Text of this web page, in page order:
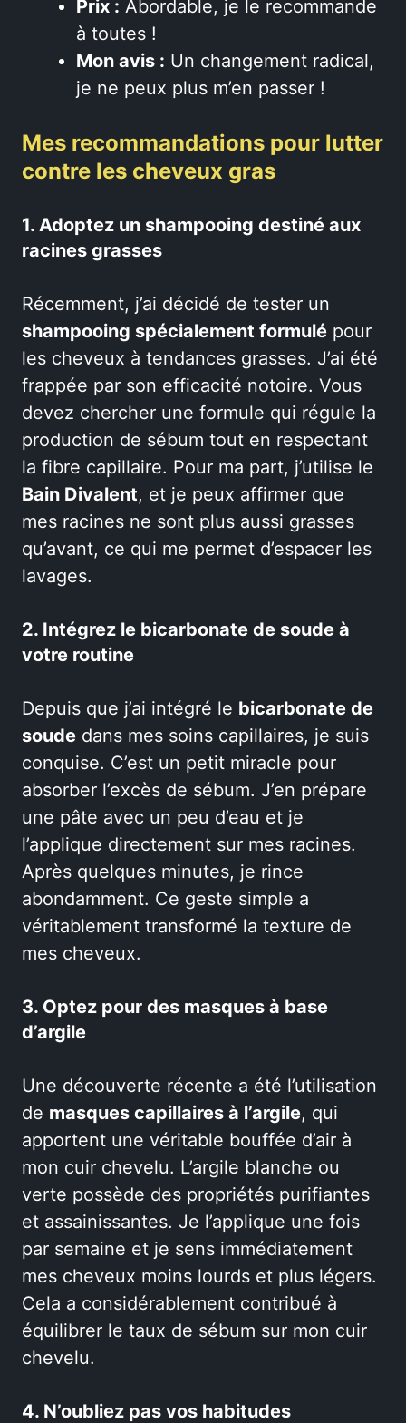
Prix : Abordable, je le recommande
à toutes !
Mon avis : Un changement radical,
je ne peux plus m’en passer !
Mes recommandations pour lutter
contre les cheveux gras
1. Adoptez un shampooing destiné aux
racines grasses
Récemment, j’ai décidé de tester un
shampooing spécialement formulé pour
les cheveux à tendances grasses. J’ai été
frappée par son efficacité notoire. Vous
devez chercher une formule qui régule la
production de sébum tout en respectant
la fibre capillaire. Pour ma part, j’utilise le
Bain Divalent, et je peux affirmer que
mes racines ne sont plus aussi grasses
qu’avant, ce qui me permet d’espacer les
lavages.
2. Intégrez le bicarbonate de soude à
votre routine
Depuis que j’ai intégré le bicarbonate de
soude dans mes soins capillaires, je suis
conquise. C’est un petit miracle pour
absorber l’excès de sébum. J’en prépare
une pâte avec un peu d’eau et je
l’applique directement sur mes racines.
Après quelques minutes, je rince
abondamment. Ce geste simple a
véritablement transformé la texture de
mes cheveux.
3. Optez pour des masques à base
d’argile
Une découverte récente a été l’utilisation
de masques capillaires à l’argile, qui
apportent une véritable bouffée d’air à
mon cuir chevelu. L’argile blanche ou
verte possède des propriétés purifiantes
et assainissantes. Je l’applique une fois
par semaine et je sens immédiatement
mes cheveux moins lourds et plus légers.
Cela a considérablement contribué à
équilibrer le taux de sébum sur mon cuir
chevelu.
4. N’oubliez pas vos habitudes